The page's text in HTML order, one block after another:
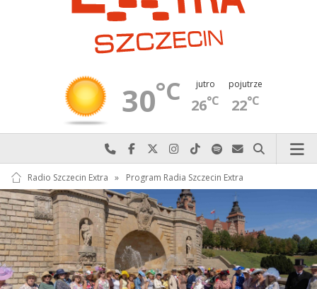
30°C jutro
26°C
pojutrze
22°C
Najlepiej po prostu do nas zadzwoń
Odwiedź nas na Facebook-u
Odwiedź nas na X
Odwiedź nas na Instagram-ie
Odwiedź nas na TikTok-u
Szukaj nas na Spotify
Wyślij do nas
Szukaj
Radio Szczecin Extra » Program Radia Szczecin Extra